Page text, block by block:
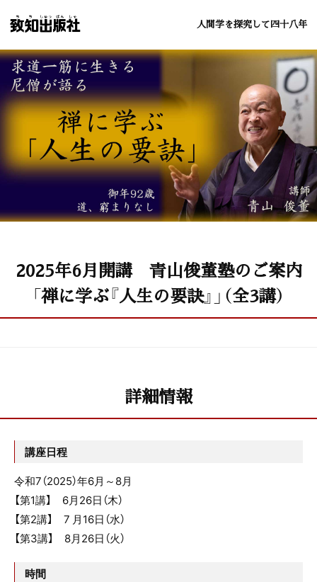
人間学を探究して四十八年
2025年6月開講 青山俊董塾のご案内
「禅に学ぶ『人生の要訣』」（全3講）
詳細情報
講座日程
令和7（2025）年6月～8月
【第1講】 6月26日（木）
【第2講】 7 月16日（水）
【第3講】 8月26日（火）
時間